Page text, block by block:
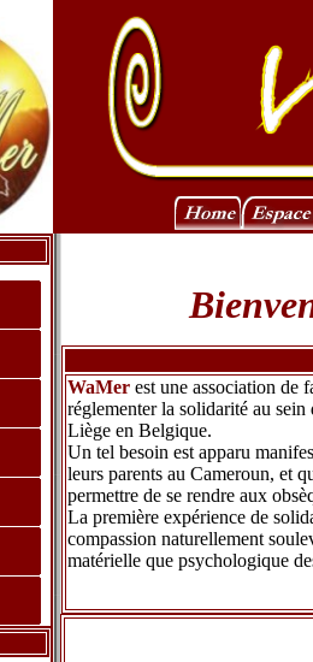
WaMerest une association de
réglementer la solidarité au
Liège en Belgique.
Un tel besoin est apparu
leurs parents au Cameroun, et
permettre de se rendre aux
La première expérience de
compassion naturellement
matérielle que psychologique